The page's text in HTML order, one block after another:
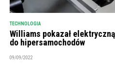
TECHNOLOGIA
Williams pokazał
do hipersamochodów
09/09/2022